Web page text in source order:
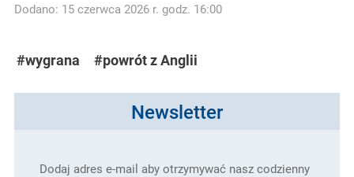
Dodano: 15 czerwca 2026 r. godz. 16:00
#wygrana #powrót z Anglii
Newsletter
Dodaj adres e-mail aby otrzymywać nasz codzienny